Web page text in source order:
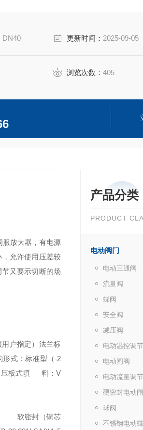
DN40 更新时间： 2025-09-05
浏览次数：405
产品分类
PRODUCT
电动阀门
电动三通阀
流量阀
蝶阀
安全阀
减压阀
电动温控调
电动闸阀
电动流量调节
硬密封电动
球阀
不锈钢电动
服放大器，有电源
允许使用压差较
又要示切断的场
户指定） 法兰标
形式：标准型（-2
板式填 料：V
密封（铜芯